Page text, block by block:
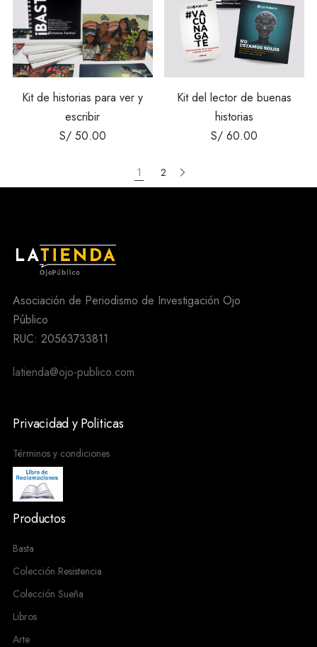
Kit de historias para ver y
escribir
S/50.00
Kit del lector de buenas
historias
S/ 60.00
1 2
Asociación de Periodismo de Investigación Ojo
Público
RUC: 20563733811
latienda@ojo-publico.com
Privacidad y Politicas
Términos y condiciones
Productos
Basta
Colección Resistencia
Colección Sueña
Libros
Arte